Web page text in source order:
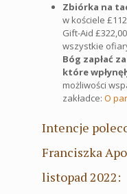
Zbiórka na
w kościele
Gift-Aid
wszystkie
Bóg zapłać
które
możliwości
zakładce:O
Intencje
Franciszka
listopad 2022: